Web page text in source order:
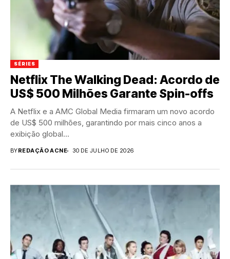
SÉRIES
Netflix The Walking Dead: Acordo de
US$ 500 Milhões Garante Spin-offs
A Netflix e a AMC Global Media firmaram um novo acordo
de US$ 500 milhões, garantindo por mais cinco anos a
exibição global...
BYREDAÇÃO ACNE 30 DE JULHO DE 2026